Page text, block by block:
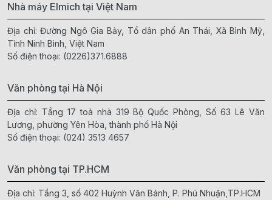
Nhà máy Elmich tại Việt Nam
Địa chỉ: Đường Ngô Gia Bảy, Tổ dân phố An Thái, Xã Bình Mỹ,
Tỉnh Ninh Bình, Việt Nam
Số điện thoại: (0226)371.6888
Văn phòng tại Hà Nội
Địa chỉ: Tầng 17 toà nhà 319 Bộ Quốc Phòng, Số 63 Lê Văn
Lương, phường Yên Hòa, thành phố Hà Nội
Số điện thoại: (024) 3513 4657
Văn phòng tại TP.HCM
Địa chỉ: Tầng 3, số 402 Huỳnh Văn Bánh, P. Phú Nhuận,TP.HCM